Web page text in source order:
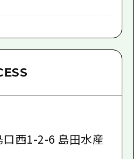
西1-2-6 島田水産